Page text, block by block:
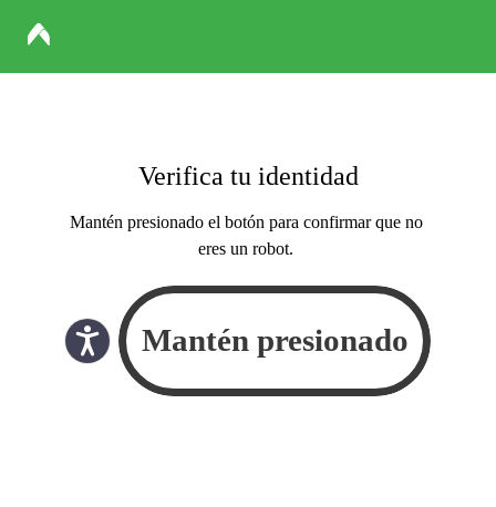
Verifica tu identidad
Mantén presionado el botón para confirmar que no
eres un robot.